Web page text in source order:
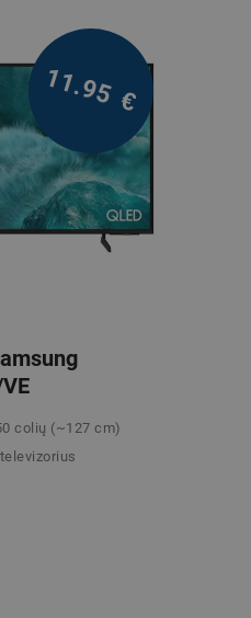
colių (~127 cm)
11.95 €